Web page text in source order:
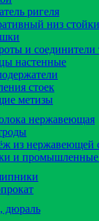
ригеля
низ стойки
и соединители
настенные
стоек
метизы
нержавеющая
из нержавеющей
и промышленные
дюраль